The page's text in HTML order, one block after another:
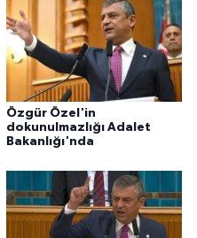
Özgür Özel'in
dokunulmazlığı Adalet
Bakanlığı'nda